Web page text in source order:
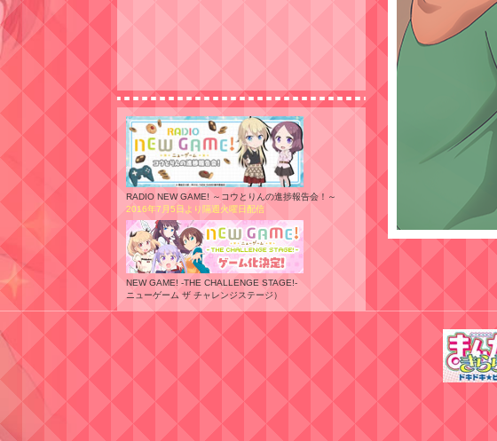
RADIO NEW GAME! ～コウとりんの進捗報告会！～
2016年7月5日より隔週火曜日配信
NEW GAME! -THE CHALLENGE STAGE!-
ニューゲーム ザ チャレンジステージ）